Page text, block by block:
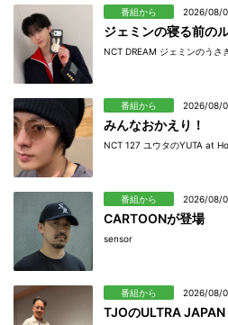
番組から 2026/08/
ジェミンの寝る前の
NCT DREAM ジェミンのうさ
番組から 2026/08/
みんなおかえり！
NCT 127 ユウタのYUTA at
番組から 2026/08/
CARTOONが登場
sensor
番組から 2026/08/
TJOのULTRA